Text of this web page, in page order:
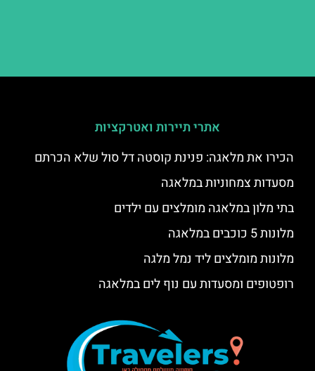
אתרי תיירות ואטרקציות
הכירו את מלאגה: פנינת קוסטה דל סול שלא הכרתם
מסעדות צמחוניות במלאגה
בתי מלון במלאגה מומלצים עם ילדים
מלונות 5 כוכבים במלאגה
מלונות מומלצים ליד נמל מלגה
רופטופים ומסעדות עם נוף לים במלאגה